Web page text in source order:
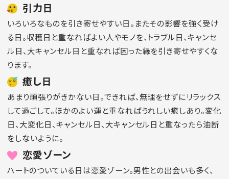
引力日
いろいろなものを引き寄せやすい日。またその影響を強く受け
る日。収穫日と重なればよい人やモノを、トラブル日、キャンセ
ル日、大キャンセル日と重なれば困った縁を引き寄せやすくな
ります。
癒し日
あまり頑張りがきかない日。できれば、無理をせずにリラックス
して過ごして。ほかのよい運と重なればうれしい癒しあり。変化
日、大変化日、キャンセル日、大キャンセル日と重なったら油断
をしないように。
恋愛ゾーン
ハートのついている日は恋愛ゾーン。男性との出会いも多く、